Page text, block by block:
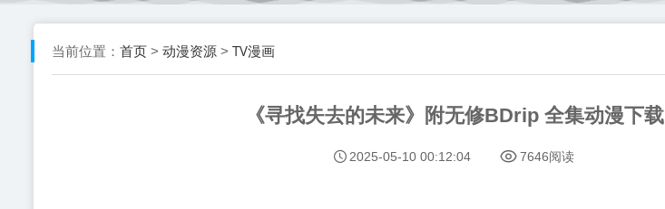
当前位置： 首页 > 动漫资源 > TV漫画
《寻找失去的未来》附无修BDrip 全集动漫下载
2025-05-10 00:12:04 7646阅读